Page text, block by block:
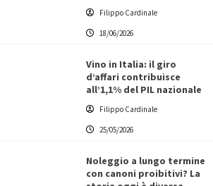
Filippo Cardinale
18/06/2026
Vino in Italia: il giro
d’affari contribuisce
all’1,1% del PIL nazionale
Filippo Cardinale
25/05/2026
Noleggio a lungo termine
con canoni proibitivi? La